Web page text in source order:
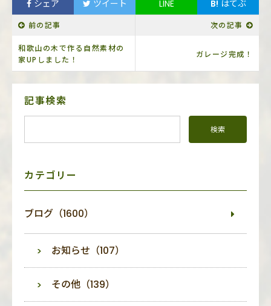
シェア ツイート LINE B! はてぶ
前の記事
和歌山の木で作る自然素材の
家UPしました！
次の記事
ガレージ完成！
サ
ニ
記事検索
カテゴリー
ブログ（1600）
お知らせ（107）
その他（139）